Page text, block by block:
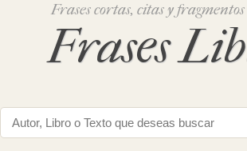
Frases cortas, citas y
Frases